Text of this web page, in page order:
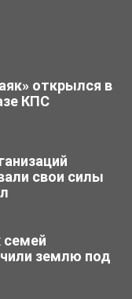
открылся в
КПС
свои силы
семей
землю под